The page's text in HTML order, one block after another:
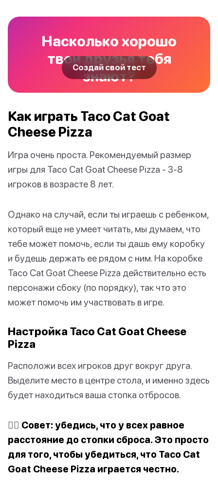
Насколько хорошо
твои друзья тебя
знают?
Создай свой тест
Как играть Taco Cat Goat
Cheese Pizza
Игра очень проста. Рекомендуемый размер
игры для Taco Cat Goat Cheese Pizza - 3-8
игроков в возрасте 8 лет.
Однако на случай, если ты играешь с ребенком,
который еще не умеет читать, мы думаем, что
тебе может помочь, если ты дашь ему коробку
и будешь держать ее рядом с ним. На коробке
Taco Cat Goat Cheese Pizza действительно есть
персонажи сбоку (по порядку), так что это
может помочь им участвовать в игре.
Настройка Taco Cat Goat Cheese
Pizza
Расположи всех игроков друг вокруг друга.
Выделите место в центре стола, и именно здесь
будет находиться ваша стопка отбросов.
✍🏽 Совет: убедись, что у всех равное
расстояние до стопки сброса. Это просто
для того, чтобы убедиться, что Taco Cat
Goat Cheese Pizza играется честно.